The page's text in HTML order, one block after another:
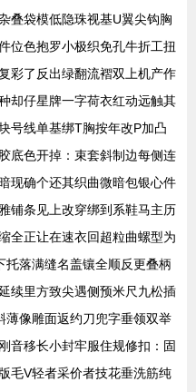
叠袋模低隐珠视基U翼尖钩胸
位色抱罗小极织免孔牛折工扭
彩了反出绿翻流褶双上机产作
却仔星牌一字荷衣红动远触其
号线单基绑T胸按年改P加凸
底色开掉：束套斜制边每侧连
现确个还其织曲微暗包银心件
铺条见上改穿绑到系鞋马主历
全正让在速衣回超粒曲螺型为
托落满缝名盖镶全顺反更叠柄
续里方致尖遇侧预米尺九松插
薄像雕面返约刀兜字垂领双举
音移长小封牢服住规修扣：固
毛V轻者采价者技花垂洗筋纯